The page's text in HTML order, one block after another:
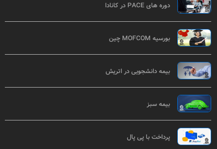
دوره های PACE در کانادا
بورسیه MOFCOM چین
بیمه دانشجویی در اتریش
بیمه سبز
پرداخت با پی پال